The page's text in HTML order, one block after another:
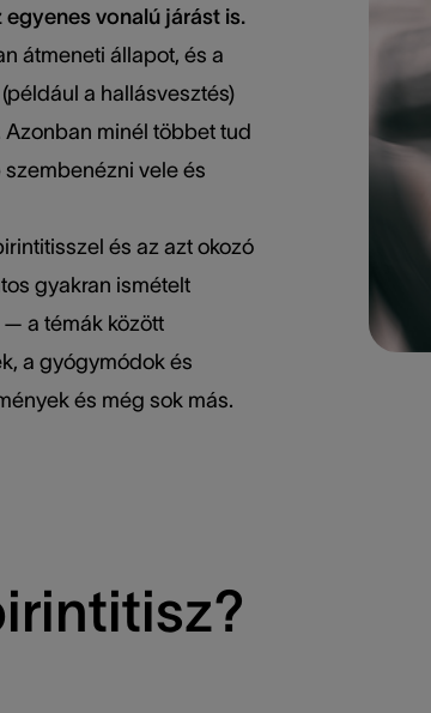
egyenes vonalú járást is.
átmeneti állapot, és a
a hallásvesztés)
minél többet tud
vele és
és az azt okozó
gyakran ismételt
a témák között
a gyógymódok és
és még sok más.